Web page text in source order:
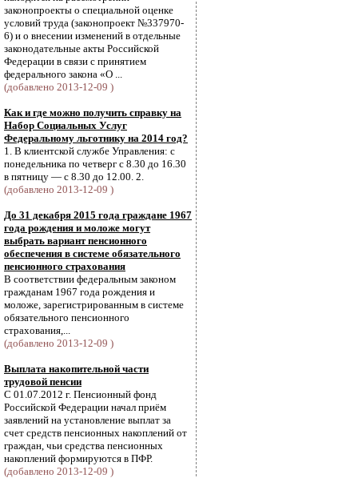
законопроекты о специальной оценке
условий труда (законопроект №337970-
6) и о внесении изменений в отдельные
законодательные акты Российской
Федерации в связи с принятием
федерального закона «О ...
(добавлено 2013-12-09 )
Как и где можно получить справку на
Набор Социальных Услуг
Федеральному льготнику на 2014 год?
1. В клиентской службе Управления: с
понедельника по четверг с 8.30 до 16.30
в пятницу — с 8.30 до 12.00. 2.
(добавлено 2013-12-09 )
До 31 декабря 2015 года граждане 1967
года рождения и моложе могут
выбрать вариант пенсионного
обеспечения в системе обязательного
пенсионного страхования
В соответствии федеральным законом
гражданам 1967 года рождения и
моложе, зарегистрированным в системе
обязательного пенсионного
страхования,...
(добавлено 2013-12-09 )
Выплата накопительной части
трудовой пенсии
С 01.07.2012 г. Пенсионный фонд
Российской Федерации начал приём
заявлений на установление выплат за
счет средств пенсионных накоплений от
граждан, чьи средства пенсионных
накоплений формируются в ПФР.
(добавлено 2013-12-09 )